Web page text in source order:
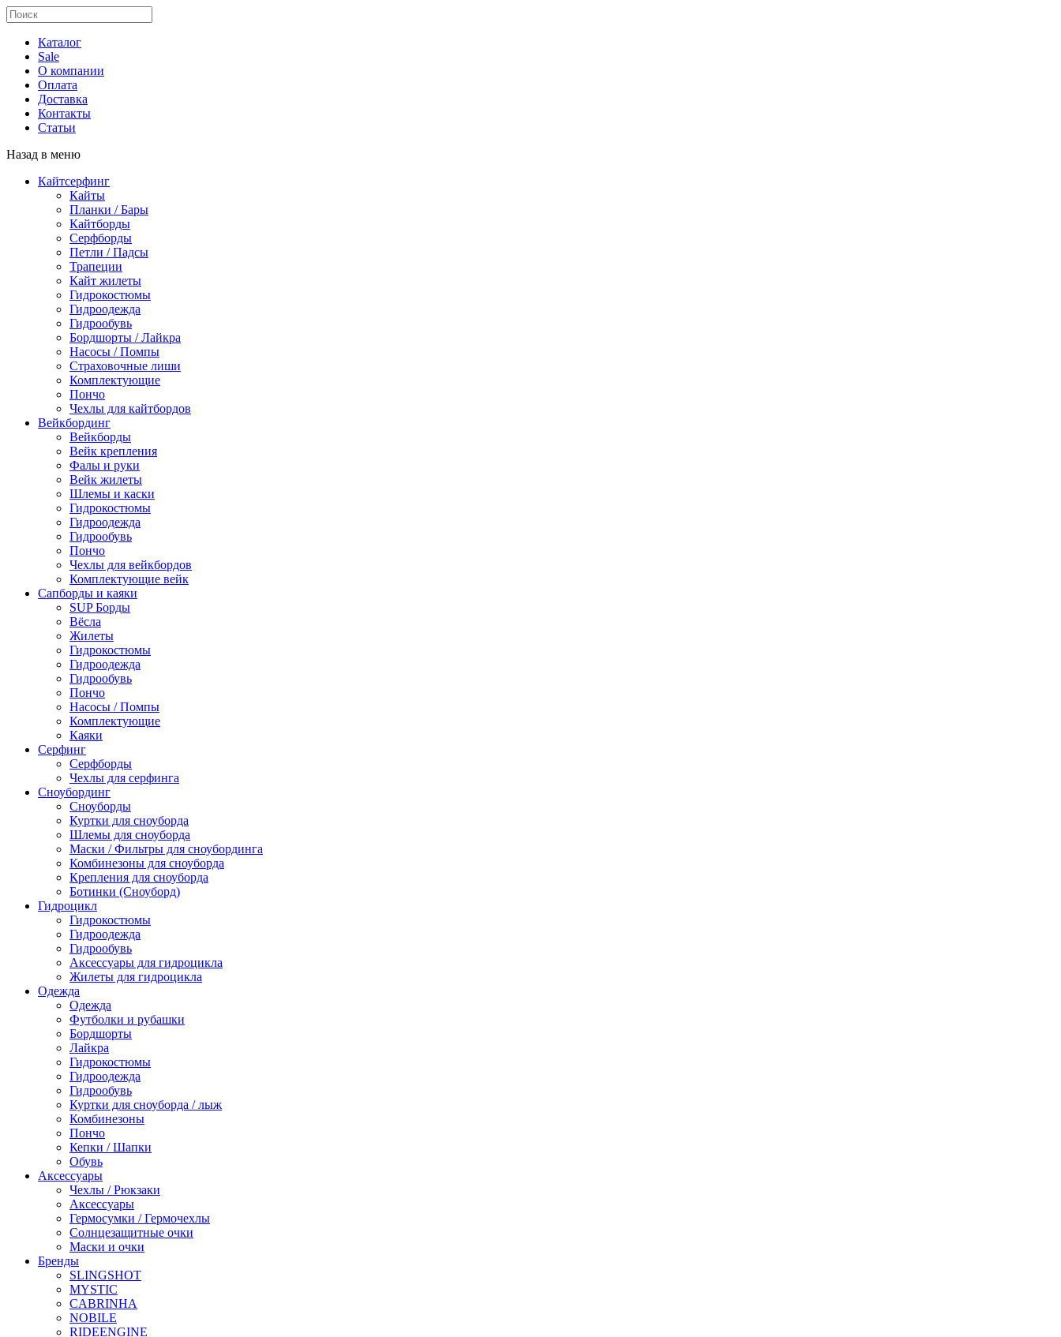
Каталог
Sale
О компании
Оплата
Доставка
Контакты
Статьи
Назад в меню
Кайтсерфинг
Кайты
Планки / Бары
Кайтборды
Серфборды
Петли / Падсы
Трапеции
Кайт жилеты
Гидрокостюмы
Гидроодежда
Гидрообувь
Бордшорты / Лайкра
Насосы / Помпы
Страховочные лиши
Комплектующие
Пончо
Чехлы для кайтбордов
Вейкбординг
Вейкборды
Вейк крепления
Фалы и руки
Вейк жилеты
Шлемы и каски
Гидрокостюмы
Гидроодежда
Гидрообувь
Пончо
Чехлы для вейкбордов
Комплектующие вейк
Сапборды и каяки
SUP Борды
Вёсла
Жилеты
Гидрокостюмы
Гидроодежда
Гидрообувь
Пончо
Насосы / Помпы
Комплектующие
Каяки
Серфинг
Серфборды
Чехлы для серфинга
Сноубординг
Сноуборды
Куртки для сноуборда
Шлемы для сноуборда
Маски / Фильтры для сноубординга
Комбинезоны для сноуборда
Крепления для сноуборда
Ботинки (Сноуборд)
Гидроцикл
Гидрокостюмы
Гидроодежда
Гидрообувь
Аксессуары для гидроцикла
Жилеты для гидроцикла
Одежда
Одежда
Футболки и рубашки
Бордшорты
Лайкра
Гидрокостюмы
Гидроодежда
Гидрообувь
Куртки для сноуборда / лыж
Комбинезоны
Пончо
Кепки / Шапки
Обувь
Аксессуары
Чехлы / Рюкзаки
Аксессуары
Гермосумки / Гермочехлы
Солнцезащитные очки
Маски и очки
Бренды
SLINGSHOT
MYSTIC
CABRINHA
NOBILE
RIDEENGINE